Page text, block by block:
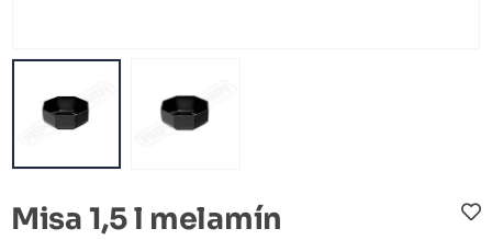
Misa 1,5 l melamín